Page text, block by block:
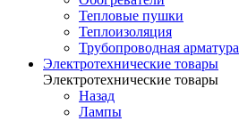
Тепловые пушки
Теплоизоляция
Трубопроводная арматура
Электротехнические товары
Электротехнические товары
Назад
Лампы